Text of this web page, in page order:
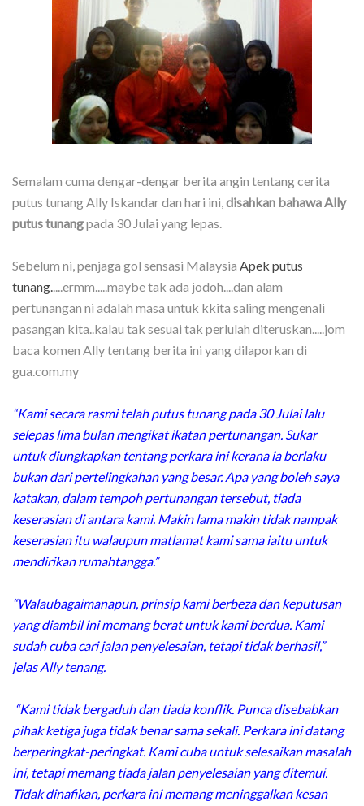
Semalam cuma dengar-dengar berita angin tentang cerita
putus tunang Ally Iskandar dan hari ini,disahkan bahawa Ally
putus tunangpada 30 Julai yang lepas.
Sebelum ni, penjaga gol sensasi Malaysia Apek putus
tunang.....ermm.....maybe tak ada jodoh....dan alam
pertunangan ni adalah masa untuk kkita saling mengenali
pasangan kita..kalau tak sesuai tak perlulah diteruskan.....jom
baca komen Ally tentang berita ini yang dilaporkan di
gua.com.my
“Kami secara rasmi telah putus tunang pada 30 Julai lalu
selepas lima bulan mengikat ikatan pertunangan. Sukar
untuk diungkapkan tentang perkara ini kerana ia berlaku
bukan dari pertelingkahan yang besar. Apa yang boleh saya
katakan, dalam tempoh pertunangan tersebut, tiada
keserasian di antara kami. Makin lama makin tidak nampak
keserasian itu walaupun matlamat kami sama iaitu untuk
mendirikan rumahtangga.”
“Walaubagaimanapun, prinsip kami berbeza dan keputusan
yang diambil ini memang berat untuk kami berdua. Kami
sudah cuba cari jalan penyelesaian, tetapi tidak berhasil,”
jelas Ally tenang.
“Kami tidak bergaduh dan tiada konflik. Punca disebabkan
pihak ketiga juga tidak benar sama sekali. Perkara ini datang
berperingkat-peringkat. Kami cuba untuk selesaikan masalah
ini, tetapi memang tiada jalan penyelesaian yang ditemui.
Tidak dinafikan, perkara ini memang meninggalkan kesan